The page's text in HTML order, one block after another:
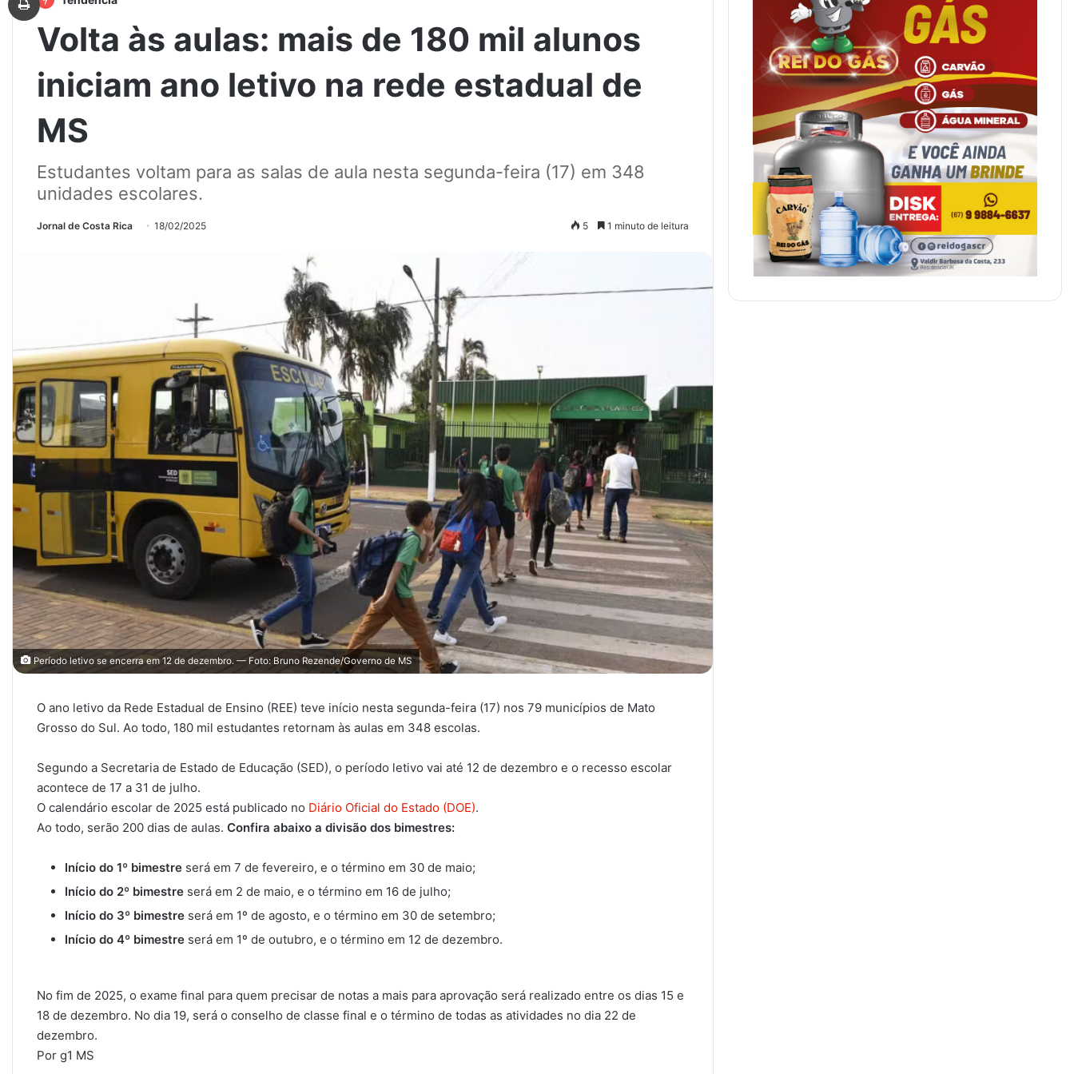
Volta às aulas: mais de 180 mil alunos
iniciam ano letivo na rede estadual de
MS
Estudantes voltam para as salas de aula nesta segunda-feira (17) em 348
unidades escolares.
Jornal de Costa Rica 18/02/2025 5 1 minuto de leitura
Período letivo se encerra em 12 de dezembro. — Foto: Bruno Rezende/Governo de MS
O ano letivo da Rede Estadual de Ensino (REE) teve início nesta segunda-feira (17) nos 79 municípios de Mato
Grosso do Sul. Ao todo, 180 mil estudantes retornam às aulas em 348 escolas.
Segundo a Secretaria de Estado de Educação (SED), o período letivo vai até 12 de dezembro e o recesso escolar
acontece de 17 a 31 de julho.
O calendário escolar de 2025 está publicado no Diário Oficial do Estado (DOE).
Ao todo, serão 200 dias de aulas. Confira abaixo a divisão dos bimestres:
Início do 1º bimestre será em 7 de fevereiro, e o término em 30 de maio;
Início do 2º bimestre será em 2 de maio, e o término em 16 de julho;
Início do 3º bimestre será em 1º de agosto, e o término em 30 de setembro;
Início do 4º bimestre será em 1º de outubro, e o término em 12 de dezembro.
No fim de 2025, o exame final para quem precisar de notas a mais para aprovação será realizado entre os dias 15 e
18 de dezembro. No dia 19, será o conselho de classe final e o término de todas as atividades no dia 22 de
dezembro.
Por g1 MS